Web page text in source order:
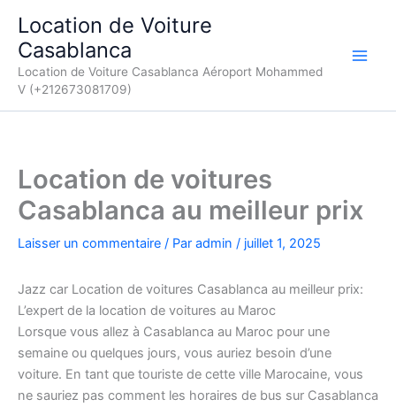
contenu
Location de Voiture
Casablanca
Location de Voiture Casablanca Aéroport Mohammed
V (+212673081709)
Location de voitures
Casablanca au meilleur prix
Laisser un commentaire / Par admin / juillet 1, 2025
Jazz car Location de voitures Casablanca au meilleur prix:
L’expert de la location de voitures au Maroc
Lorsque vous allez à Casablanca au Maroc pour une
semaine ou quelques jours, vous auriez besoin d’une
voiture. En tant que touriste de cette ville Marocaine, vous
ne sauriez pas comment les horaires de bus sur Casablanca